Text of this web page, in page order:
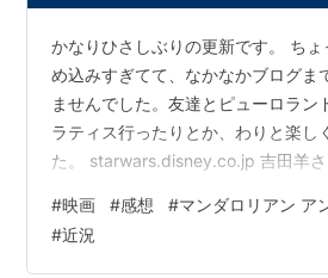
かなりひさしぶりの更新です。 ち
め込みすぎてて、なかなかブログま
ませんでした。友達とピューロラン
ラティス行ったりとか、わりと楽し
た。 starwars.disney.co.jp 吉田羊さ
電車に乗れず。断念して近所の映画
そこでやっていたのがこちら、「ス
#映画 #感想 #マンダロリアン ア
#近況